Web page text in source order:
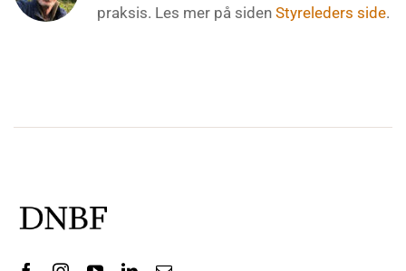
praksis. Les mer på siden Styreleders side.